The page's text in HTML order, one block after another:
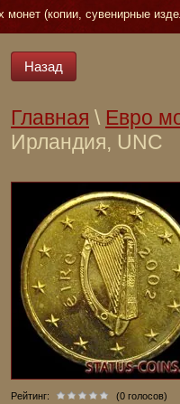
(копии, сувенирные
Назад
Главная \ Евро
Ирландия, UNC
Рейтинг: (0 голосов)